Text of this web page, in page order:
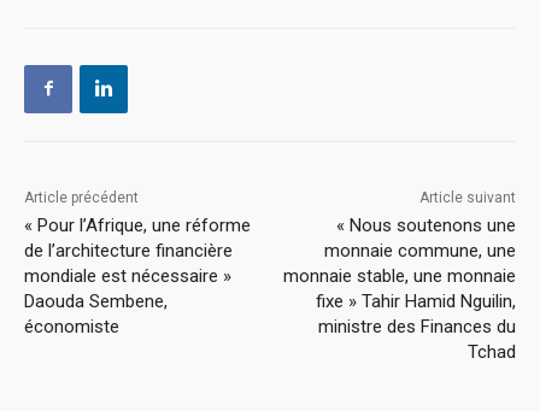
Article précédent
« Pour l’Afrique, une réforme
de l’architecture financière
mondiale est nécessaire »
Daouda Sembene,
économiste
Article suivant
« Nous soutenons une
monnaie commune, une
monnaie stable, une monnaie
fixe » Tahir Hamid Nguilin,
ministre des Finances du
Tchad